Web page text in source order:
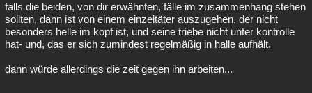
falls die beiden, von dir erwähnten, fälle im zusammenhang stehen
sollten, dann ist von einem einzeltäter auszugehen, der nicht
besonders helle im kopf ist, und seine triebe nicht unter kontrolle
hat- und, das er sich zumindest regelmäßig in halle aufhält.
dann würde allerdings die zeit gegen ihn arbeiten...